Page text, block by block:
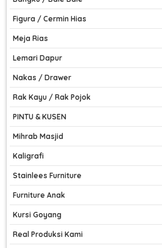
Figura / Cermin Hias
Meja Rias
Lemari Dapur
Nakas / Drawer
Rak Kayu / Rak Pojok
PINTU & KUSEN
Mihrab Masjid
Kaligrafi
Stainlees Furniture
Furniture Anak
Kursi Goyang
Real Produksi Kami